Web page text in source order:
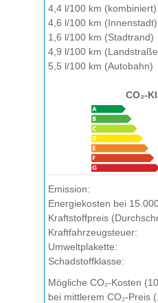
4,4 l/100 km (kombiniert)
4,6 l/100 km (Innenstadt)
1,6 l/100 km (Stadtrand)
4,9 l/100 km
5,5 l/100 km (Autobahn)
CO₂-
Emission:
Energiekosten bei
Kraftstoffpreis
Kraftfahrzeugsteuer:
Umweltplakette:
Schadstoffklasse:
Mögliche CO₂-Kosten
bei mittlerem CO₂-Preis